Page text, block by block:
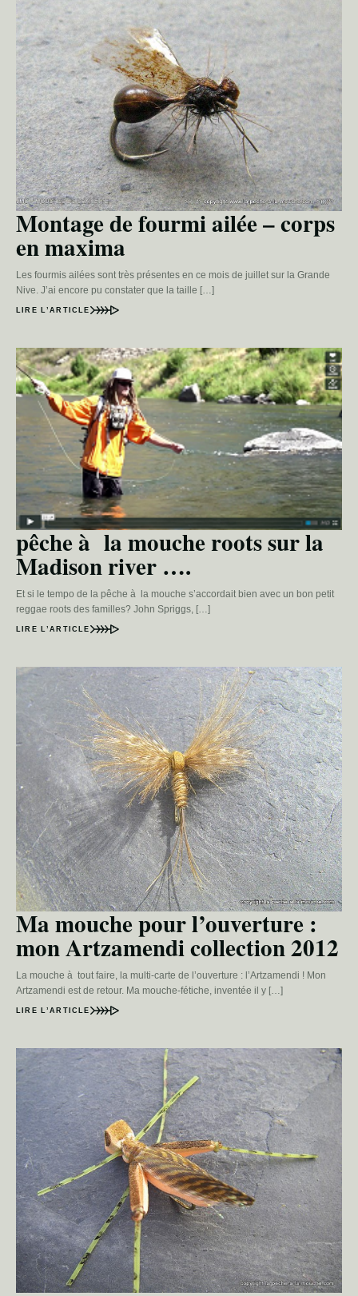
Montage de fourmi ailée – corps
en maxima
Les fourmis ailées sont très présentes en ce mois de juillet sur la Grande
Nive. J’ai encore pu constater que la taille […]
LIRE L’ARTICLE
pêche à la mouche roots sur la
Madison river ….
Et si le tempo de la pêche à la mouche s’accordait bien avec un bon petit
reggae roots des familles? John Spriggs, […]
LIRE L’ARTICLE
Ma mouche pour l’ouverture :
mon Artzamendi collection 2012
La mouche à tout faire, la multi-carte de l’ouverture : l’Artzamendi ! Mon
Artzamendi est de retour. Ma mouche-fétiche, inventée il y […]
LIRE L’ARTICLE